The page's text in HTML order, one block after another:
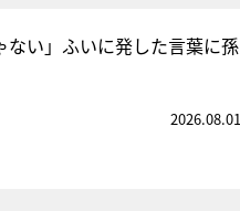
い」ふいに発した言葉に孫
2026.08.01